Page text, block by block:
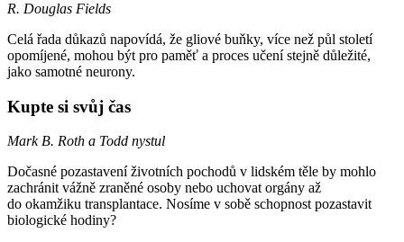
R. Douglas Fields
Celá řada důkazů napovídá, že gliové buňky, více než půl století
opomíjené, mohou být pro paměť a proces učení stejně důležité,
jako samotné neurony.
Kupte si svůj čas
Mark B. Roth a Todd nystul
Dočasné pozastavení životních pochodů v lidském těle by mohlo
zachránit vážně zraněné osoby nebo uchovat orgány až
do okamžiku transplantace. Nosíme v sobě schopnost pozastavit
biologické hodiny?